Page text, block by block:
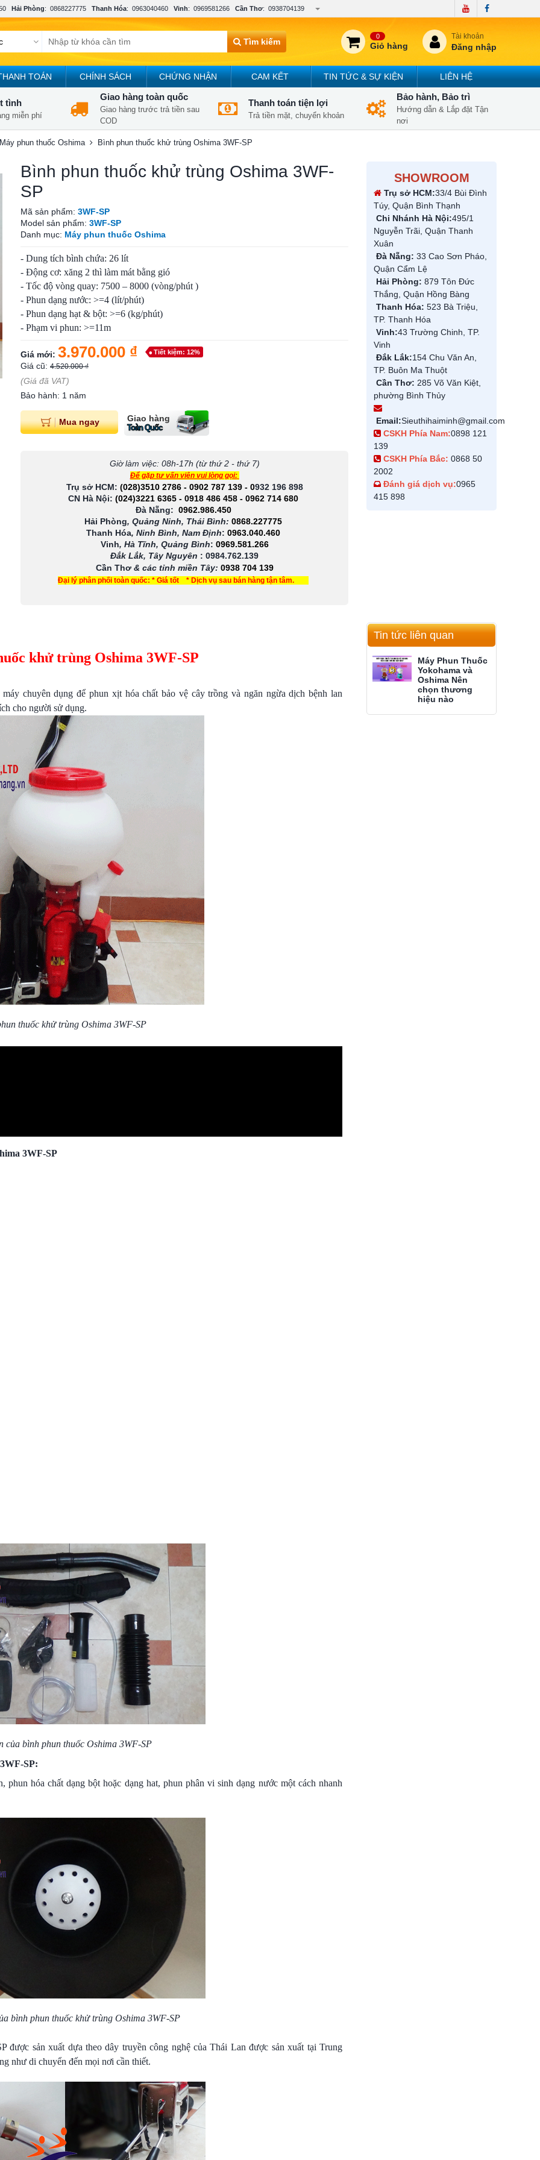
Hải Phòng: 0868227775 Thanh Hóa: 0963040460 Vinh: 0969581266 Cần Thơ: 0938704139
Tìm kiếm
0
Giỏ hàng
Tài khoản
Đăng nhập
TOÁN CHÍNH SÁCH CHỨNG NHẬN CAM KẾT TIN TỨC & SỰ KIỆN LIÊN HỆ
tình
miễn phí
Giao hàng toàn quốc
Giao hàng trước trả tiền sau
COD
Thanh toán tiện lợi
Trả tiền mặt, chuyển khoản
Bảo hành, Bảo trì
Hướng dẫn & Lắp đặt Tận
nơi
Máy phun thuốc Oshima Bình phun thuốc khử trùng Oshima 3WF-SP
Bình phun thuốc khử trùng Oshima 3WF-
SP
Mã sản phẩm: 3WF-SP
Model sản phẩm: 3WF-SP
Danh mục: Máy phun thuốc Oshima
- Dung tích bình chứa: 26 lít
- Động cơ: xăng 2 thì làm mát bằng gió
- Tốc độ vòng quay: 7500 – 8000 (vòng/phút )
- Phun dạng nước: >=4 (lít/phút)
- Phun dạng hạt & bột: >=6 (kg/phút)
- Phạm vi phun: >=11m
Giá mới: 3.970.000 ₫ Tiết kiệm: 12%
Giá cũ: 4.520.000 ₫
(Giá đã VAT)
Bảo hành: 1 năm
Mua ngay Giao hàng
Toàn Quốc
Giờ làm việc: 08h-17h (từ thứ 2 - thứ 7)
Để gặp tư vấn viên vui lòng gọi:
Trụ sở HCM: (028)3510 2786 - 0902 787 139- 0932 196 898
CN Hà Nội: (024)3221 6365 - 0918 486 458 - 0962 714 680
Đà Nẵng: 0962.986.450
Hải Phòng, Quảng Ninh, Thái Bình: 0868.227775
Thanh Hóa, Ninh Bình, Nam Định: 0963.040.460
Vinh, Hà Tĩnh, Quảng Bình: 0969.581.266
Đắk Lắk, Tây Nguyên : 0984.762.139
Cần Thơ & các tỉnh miền Tây: 0938 704 139
Đại lý phân phối toàn quốc: * Giá tốt * Dịch vụ sau bán hàng tận tâm.
SHOWROOM
Trụ sở HCM:33/4 Bùi Đình
Túy, Quận Bình Thạnh
Chi Nhánh Hà Nội:495/1
Nguyễn Trãi, Quận Thanh
Xuân
Đà Nẵng: 33 Cao Sơn Pháo,
Quận Cẩm Lệ
Hải Phòng: 879 Tôn Đức
Thắng, Quận Hồng Bàng
Thanh Hóa: 523 Bà Triệu,
TP. Thanh Hóa
Vinh:43 Trường Chinh, TP.
Vinh
Đắk Lắk:154 Chu Văn An,
TP. Buôn Ma Thuột
Cần Thơ: 285 Võ Văn Kiệt,
phường Bình Thủy
Email:Sieuthihaiminh@gmail.com
CSKH Phía Nam:0898 121
139
CSKH Phía Bắc: 0868 50
2002
Đánh giá dịch vụ:0965
415 898
khử trùng Oshima 3WF-SP
chuyên dụng để phun xịt hóa chất bảo vệ cây trồng và ngăn ngừa dịch bệnh lan
cho người sử dụng.
thuốc khử trùngOshima 3WF-SP
3WF-SP
của bình phun thuốc Oshima 3WF-SP
SP:
hóa chất dạng bột hoặc dạng hat, phun phân vi sinh dạng nước một cách nhanh
bình phun thuốc khử trùngOshima 3WF-SP
được sản xuất dựa theo dây truyền công nghệ của Thái Lan được sản xuất tại Trung
như di chuyển đến mọi nơi cần thiết.
Tin tức liên quan
Máy Phun Thuốc
Yokohama và
Oshima Nên
chọn thương
hiệu nào